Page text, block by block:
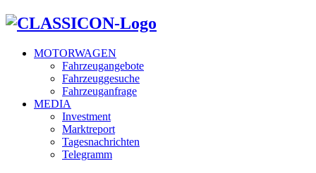
MOTORWAGEN
Fahrzeugangebote
Fahrzeuggesuche
Fahrzeuganfrage
MEDIA
Investment
Marktreport
Tagesnachrichten
Telegramm